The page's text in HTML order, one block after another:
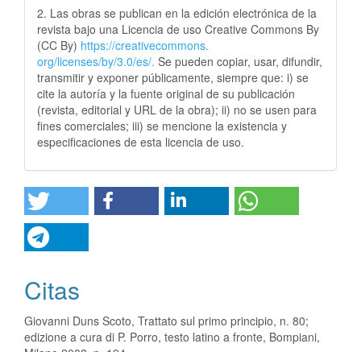
2. Las obras se publican en la edición electrónica de la
revista bajo una Licencia de uso Creative Commons By
(CC By) https://creativecommons.
org/licenses/by/3.0/es/. Se pueden copiar, usar, difundir,
transmitir y exponer públicamente, siempre que: i) se
cite la autoría y la fuente original de su publicación
(revista, editorial y URL de la obra); ii) no se usen para
fines comerciales; iii) se mencione la existencia y
especificaciones de esta licencia de uso.
Citas
Giovanni Duns Scoto, Trattato sul primo principio, n. 80;
edizione a cura di P. Porro, testo latino a fronte, Bompiani,